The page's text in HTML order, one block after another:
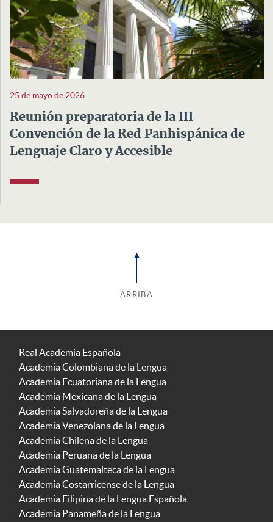
25 de mayo de 2026
Reunión preparatoria de la III
Convención de la Red Panhispánica de
Lenguaje Claro y Accesible
ARRIBA
Real Academia Española
Academia Colombiana de la Lengua
Academia Ecuatoriana de la Lengua
Academia Mexicana de la Lengua
Academia Salvadoreña de la Lengua
Academia Venezolana de la Lengua
Academia Chilena de la Lengua
Academia Peruana de la Lengua
Academia Guatemalteca de la Lengua
Academia Costarricense de la Lengua
Academia Filipina de la Lengua Española
Academia Panameña de la Lengua